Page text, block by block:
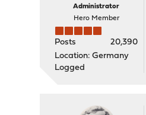
Administrator
Hero Member
Posts
20,390
Location: Germany
Logged